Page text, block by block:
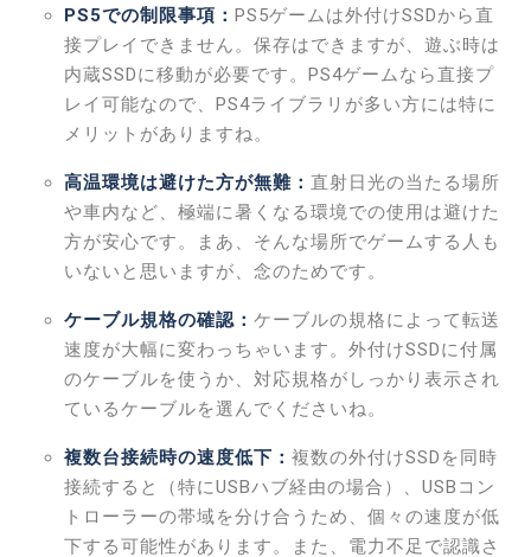
PS5での制限事項： PS5ゲームは外付けSSDから直
接プレイできません。保存はできますが、遊ぶ時は
内蔵SSDに移動が必要です。PS4ゲームなら直接プ
レイ可能なので、PS4ライブラリが多い方には特に
メリットがありますね。
高温環境は避けた方が無難： 直射日光の当たる場所
や車内など、極端に暑くなる環境での使用は避けた
方が安心です。まあ、そんな場所でゲームする人も
いないと思いますが、念のためです。
ケーブル規格の確認： ケーブルの規格によって転送
速度が大幅に変わっちゃいます。外付けSSDに付属
のケーブルを使うか、対応規格がしっかり表示され
ているケーブルを選んでくださいね。
複数台接続時の速度低下： 複数の外付けSSDを同時
接続すると（特にUSBハブ経由の場合）、USBコン
トローラーの帯域を分け合うため、個々の速度が低
下する可能性があります。また、電力不足で認識さ